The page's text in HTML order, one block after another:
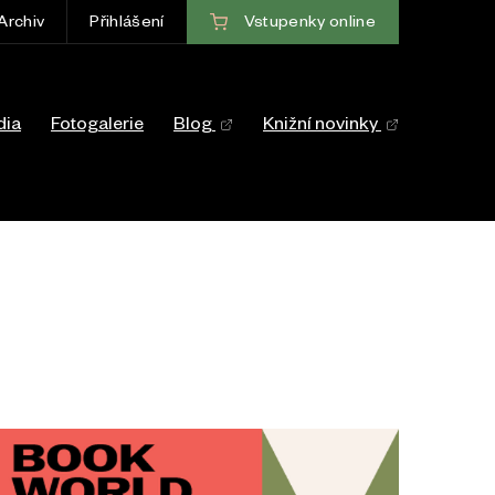
Přihlášení Vstupenky online
Fotogalerie Blog Knižní novinky